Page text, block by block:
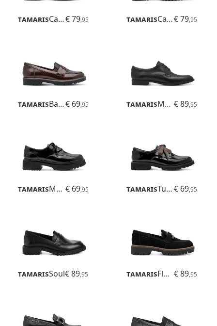
Tamaris Careen€ 79,95 Tamaris Careen€ 79,95
Tamaris Badam€ 69,95 Tamaris Mulika € 89,95
Tamaris Marinia € 69,95 Tamaris Tulsa€ 69,95
TamarisSoul€ 89,95 Tamaris Flora € 89,95